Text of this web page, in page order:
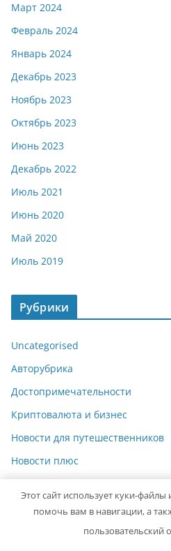
Март 2024
Февраль 2024
Январь 2024
Декабрь 2023
Ноябрь 2023
Октябрь 2023
Июнь 2023
Декабрь 2022
Июль 2021
Июнь 2020
Май 2020
Июль 2019
Рубрики
Uncategorised
Авторубрика
Достопримечательности
Криптовалюта и бизнес
Новости для путешественников
Новости плюс
Питаемся в путешествии
Полезные советы
Этот сайт использует куки-
помочь вам в навигации, а
пользовательский